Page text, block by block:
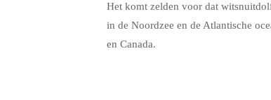
Het komt zelden voor dat
in de Noordzee en de Atlantische
en Canada.